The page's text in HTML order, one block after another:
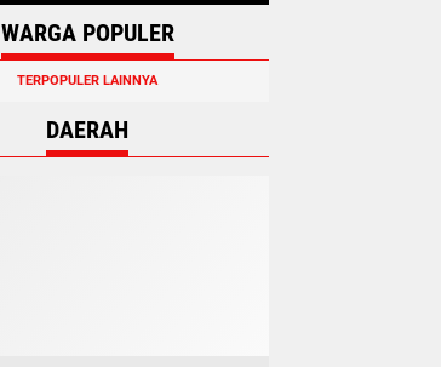
WARGA POPULER
TERPOPULER LAINNYA
DAERAH